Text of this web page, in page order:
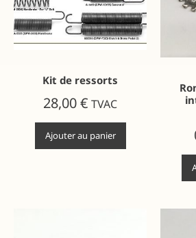
Kit de ressorts
28,00€ TVAC
Ajouter au panier